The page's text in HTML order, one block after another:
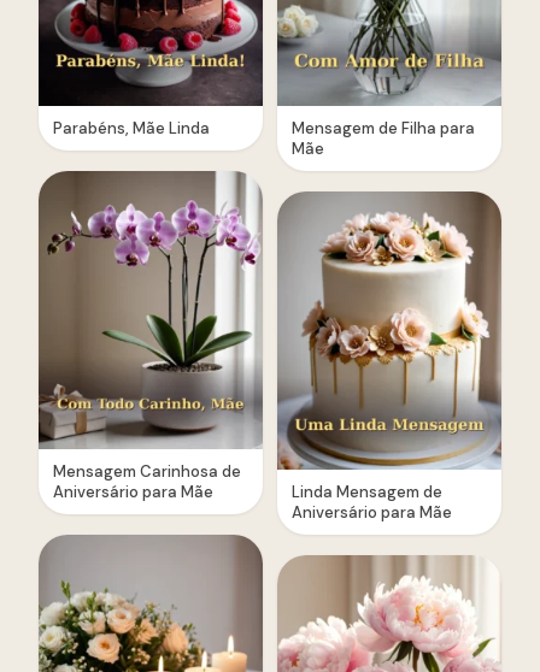
Parabéns, Mãe Linda
Mensagem Carinhosa de
Aniversário para Mãe
Mensagem de Filha para
Mãe
Linda Mensagem de
Aniversário para Mãe